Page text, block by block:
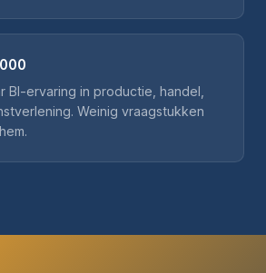
BI-ervaring in productie, handel,
Weinig vraagstukken